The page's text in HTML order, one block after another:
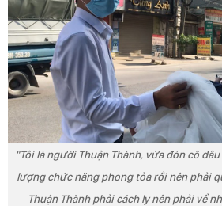
"Tôi là người Thuận Thành, vừa đón cô
lượng chức năng phong tỏa rồi nên phải
Thuận Thành phải cách ly nên phải về